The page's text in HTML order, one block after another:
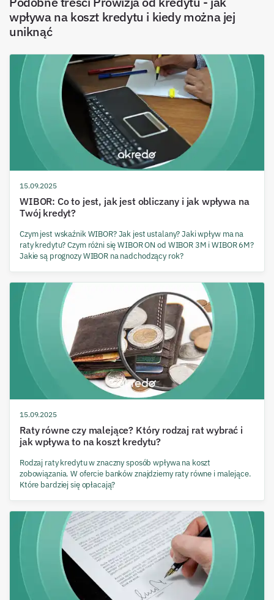
wpływa na koszt kredytu i kiedy można jej
uniknąć
15.09.2025
WIBOR: Co to jest, jak jest obliczany i jak wpływa na
Twój kredyt?
Czym jest wskaźnik WIBOR? Jak jest ustalany? Jaki wpływ ma na
raty kredytu? Czym różni się WIBOR ON od WIBOR 3M i WIBOR 6M?
Jakie są prognozy WIBOR na nadchodzący rok?
15.09.2025
Raty równe czy malejące? Który rodzaj rat wybrać i
jak wpływa to na koszt kredytu?
Rodzaj raty kredytu w znaczny sposób wpływa na koszt
zobowiązania. W ofercie banków znajdziemy raty równe i malejące.
Które bardziej się opłacają?